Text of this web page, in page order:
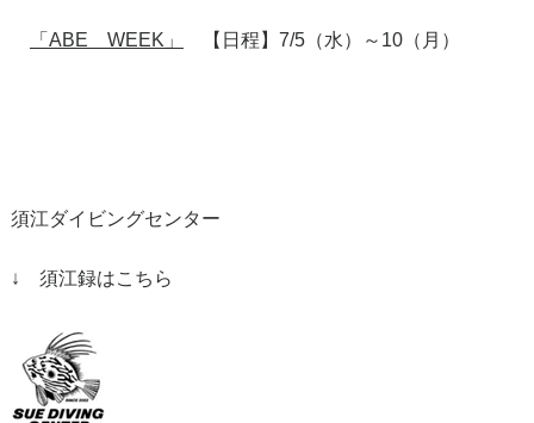
「ABE WEEK」 【日程】7/5（水）～10（月）
須江ダイビングセンター
↓ 須江録はこちら